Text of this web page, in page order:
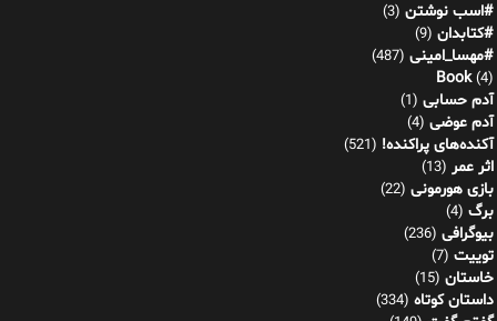
#اسب نوشتن (3)
#کتابدان (9)
#مهسا_امینی (487)
Book(4)
آدم حسابی (1)
آدم عوضی (4)
آکنده‌های پراکنده! (521)
اثر عمر (13)
بازی هورمونی (22)
برگ (4)
بیوگرافی (236)
توییت (7)
خاستان (15)
داستان کوتاه (334)